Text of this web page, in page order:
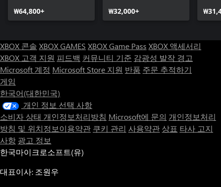
그램에 따라 보스의 전리품 표와 드롭 확률이 달라집니다. 에픽
보스 전투를 통해 향후 카토그램 제작에 필요한 아이템을 획득할
수 있습니다.
공유 및 거래:
-카토그램을 포함한 아이템은 우편 시스템과 교역소를 통해 다른
플레이어와 공유할 수 있습니다.
비동기 기능:
-싱글 플레이어 게임이지만, Empyreal에는 유적 안에서 다른 플
레이어의 존재감을 확인할 수 있는 다양한 비동기 기능이 있습니
다. 이러한 기능 중 하나인 '에테르 속으로(Into the Aether)'를 이
할 수 있습니다. 그렇게 선물 받은 아이템은 에테르의 손길을 받
₩64,800+ ₩32,000+
XBOX 콘솔 XBOX GAMES XBOX Game Pass XBOX 액세서리
XBOX 고객 지원 피드백 커뮤니티 기준 감광성 발작 경고
Microsoft 계정 Microsoft Store 지원 반품 주문 추적하기
게임
한국어(대한민국)
개인 정보 선택 사항
소비자 상태 개인정보처리방침 Microsoft에 문의 개인정보처리
방침 및 위치정보이용약관 쿠키 관리 사용약관 상표 타사 고지
사항 광고 정보
한국마이크로소프트(유)
대표이사: 조원우